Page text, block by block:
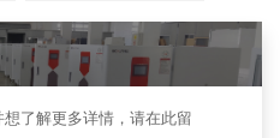
了解更多详情，请在此留